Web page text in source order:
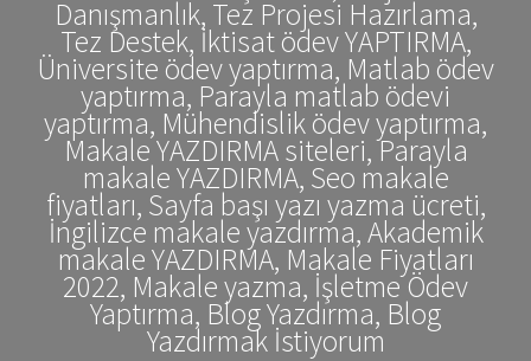
Danışmanlık, Tez Projesi Hazırlama,
Tez Destek, İktisat ödev YAPTIRMA,
Üniversite ödev yaptırma, Matlab ödev
yaptırma, Parayla matlab ödevi
yaptırma, Mühendislik ödev yaptırma,
Makale YAZDIRMA siteleri, Parayla
makale YAZDIRMA, Seo makale
fiyatları, Sayfa başı yazı yazma ücreti,
İngilizce makale yazdırma, Akademik
makale YAZDIRMA, Makale Fiyatları
2022, Makale yazma, İşletme Ödev
Yaptırma, Blog Yazdırma, Blog
Yazdırmak İstiyorum